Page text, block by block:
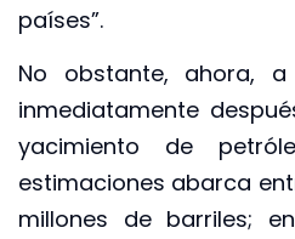
países”.
No obstante, ahora, a
inmediatamente
yacimiento de
estimaciones abarca
millones de barriles;